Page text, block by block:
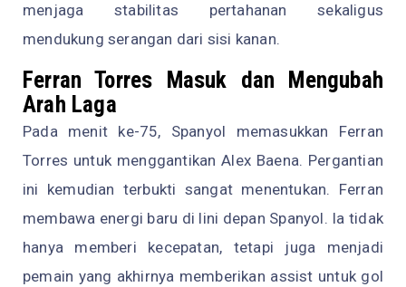
menjaga stabilitas pertahanan sekaligus
mendukung serangan dari sisi kanan.
Ferran Torres Masuk dan Mengubah
Arah Laga
Pada menit ke-75, Spanyol memasukkan Ferran
Torres untuk menggantikan Alex Baena. Pergantian
ini kemudian terbukti sangat menentukan. Ferran
membawa energi baru di lini depan Spanyol. Ia tidak
hanya memberi kecepatan, tetapi juga menjadi
pemain yang akhirnya memberikan assist untuk gol